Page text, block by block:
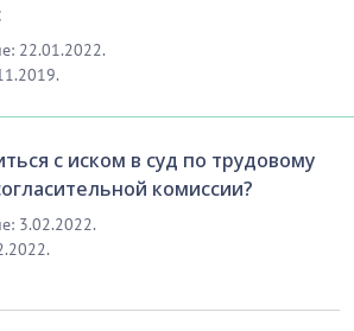
22.01.2022.
с иском в суд по трудовому
комиссии?
3.02.2022.